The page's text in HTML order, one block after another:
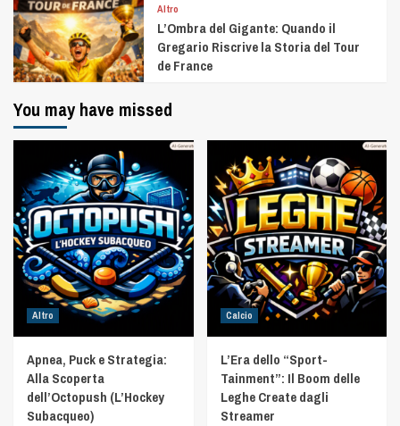
Altro
L’Ombra del Gigante: Quando il
Gregario Riscrive la Storia del Tour
de France
You may have missed
Altro
Apnea, Puck e Strategia:
Alla Scoperta
dell’Octopush (L’Hockey
Subacqueo)
Calcio
L’Era dello “Sport-
Tainment”: Il Boom delle
Leghe Create dagli
Streamer